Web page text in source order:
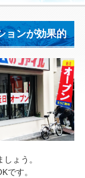
ョンが効果的
ょう。
です。